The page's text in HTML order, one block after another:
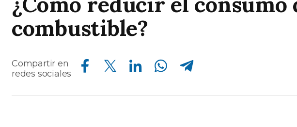
combustible?
Compartir en
redes sociales
Compartir en Facebook Compartir en Twitter Compartir en Linkedin Compartir en Whatsapp Compartir en Telegram